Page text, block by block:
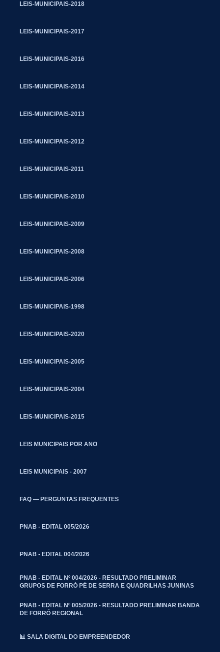
LEIS-MUNICIPAIS-2018
LEIS-MUNICIPAIS-2017
LEIS-MUNICIPAIS-2016
LEIS-MUNICIPAIS-2014
LEIS-MUNICIPAIS-2013
LEIS-MUNICIPAIS-2012
LEIS-MUNICIPAIS-2011
LEIS-MUNICIPAIS-2010
LEIS-MUNICIPAIS-2009
LEIS-MUNICIPAIS-2008
LEIS-MUNICIPAIS-2006
LEIS-MUNICIPAIS-1998
LEIS-MUNICIPAIS-2020
LEIS-MUNICIPAIS-2005
LEIS-MUNICIPAIS-2004
LEIS-MUNICIPAIS-2015
LEIS MUNICIPAIS POR ANO
LEIS MUNICIPAIS - 2007
FAQ — PERGUNTAS FREQUENTES
PNAB - EDITAL 005/2026
PNAB - EDITAL 004/2026
PNAB - EDITAL Nº 004/2026 - RESULTADO PRELIMINAR
GRUPOS DE FORRÓ PÉ DE SERRA E QUADRILHAS JUNINAS
PNAB - EDITAL Nº 005/2026 - RESULTADO PRELIMINAR BANDA
DE FORRÓ REGIONAL
📊 SALA DIGITAL DO EMPREENDEDOR